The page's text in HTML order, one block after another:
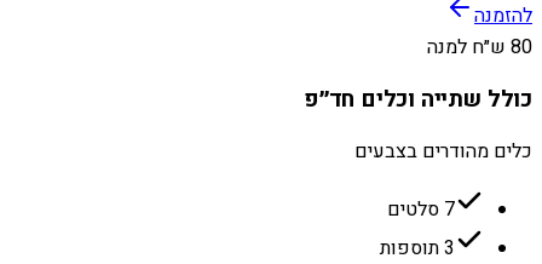
להזמנה
80 ש״ח למנה
כולל שתייה וכלים חד״פ
כלים מהודרים בצבעים
7 סלטים
3 תוספות